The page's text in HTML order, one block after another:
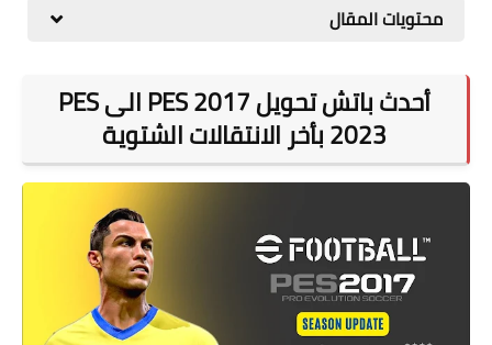
محتويات المقال
أحدث باتش تحويل PES 2017 الى PES
2023 بأخر الانتقالات الشتوية